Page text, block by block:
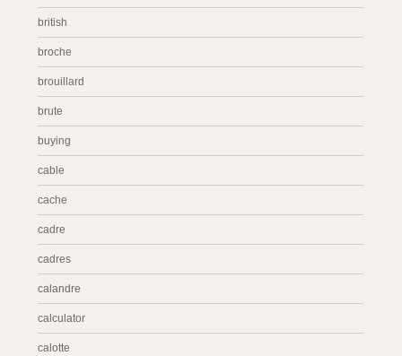
british
broche
brouillard
brute
buying
cable
cache
cadre
cadres
calandre
calculator
calotte